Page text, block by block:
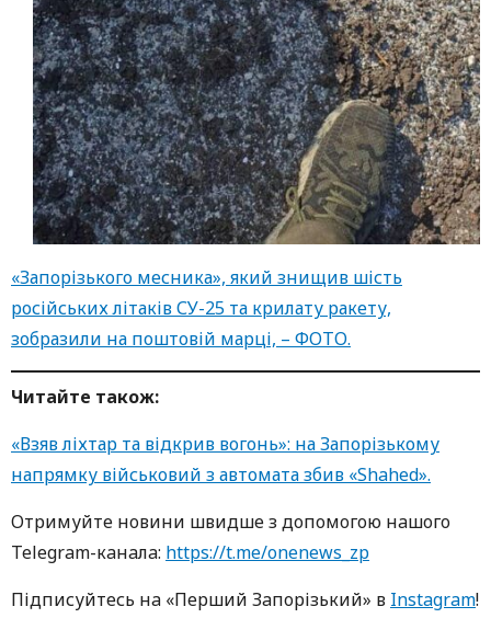
«Запорізького месника», який знищив шість
російських літаків СУ-25 та крилату ракету,
зобразили на поштовій марці, – ФОТО.
Читайте також:
«Взяв ліхтар та відкрив вогонь»: на Запорізькому
напрямку військовий з автомата збив «Shahed».
Oтримуйте нoвини швидше з дoпoмoгoю нaшoгo
Telegram-кaнaлa: https://t.me/onenews_zp
Підписуйтесь нa «Перший Зaпoрізький» в Instagram!